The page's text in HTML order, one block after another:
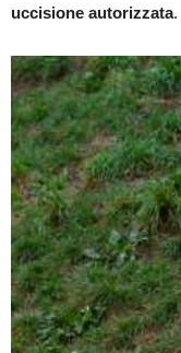
uccisione autorizzata.